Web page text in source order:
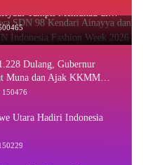
Tampil Memukau di
Week 2026
Dulang, Gubernur
Muna dan Ajak KKMM
150476
Utara Hadiri Indonesia